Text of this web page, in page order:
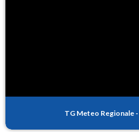
TG Meteo Regionale -